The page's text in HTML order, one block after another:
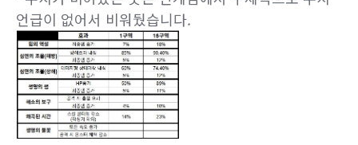
언급이 없어서 비워뒀습니다.